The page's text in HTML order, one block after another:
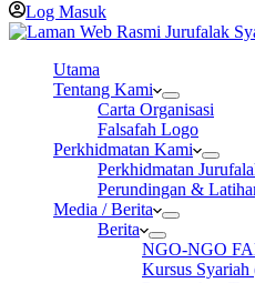
Log Masuk
Utama
Tentang Kami
Carta Organisasi
Falsafah Logo
Perkhidmatan Kami
Perkhidmatan
Perundingan &
Media / Berita
Berita
NGO-NGO
Kursus